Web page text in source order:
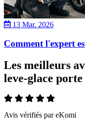
13 Mar. 2026
Comment l'expert
Les meilleurs
leve-glace
Avis vérifiés par eKomi